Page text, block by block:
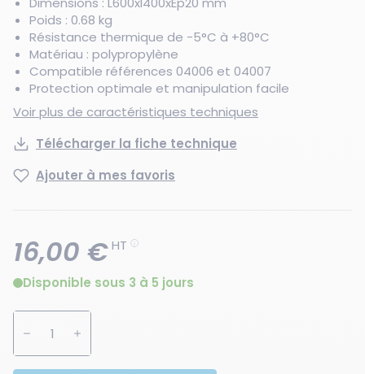
Poids : 0.68 kg
Résistance thermique de -5°C à +80°C
Matériau : polypropylène
Compatible références 04006 et 04007
Protection optimale et manipulation facile
Voir plus de caractéristiques techniques
Télécharger la fiche technique
Ajouter à mes favoris
16,00 €HT
Disponible sous 3 à 5 jours
Augmenter la quantité